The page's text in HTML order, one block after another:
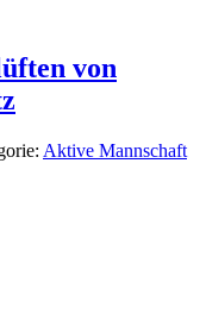
von
Aktive Mannschaft